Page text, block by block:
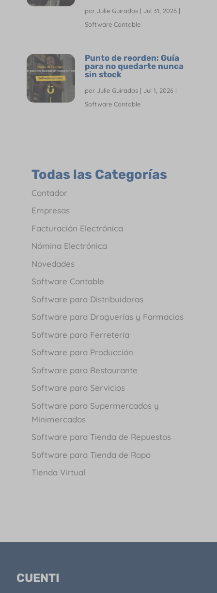
por Julie Guirados| Jul 31, 2026|
Software Contable
Punto de reorden: Guía
para no quedarte nunca
sin stock
por Julie Guirados| Jul 1, 2026|
Software Contable
Todas las Categorías
Contador
Empresas
Facturación Electrónica
Nómina Electrónica
Novedades
Software Contable
Software para Distribuidoras
Software para Droguerías y Farmacias
Software para Ferretería
Software para Producción
Software para Restaurante
Software para Servicios
Software para Supermercados y
Minimercados
Software para Tienda de Repuestos
Software para Tienda de Ropa
Tienda Virtual
CUENTI